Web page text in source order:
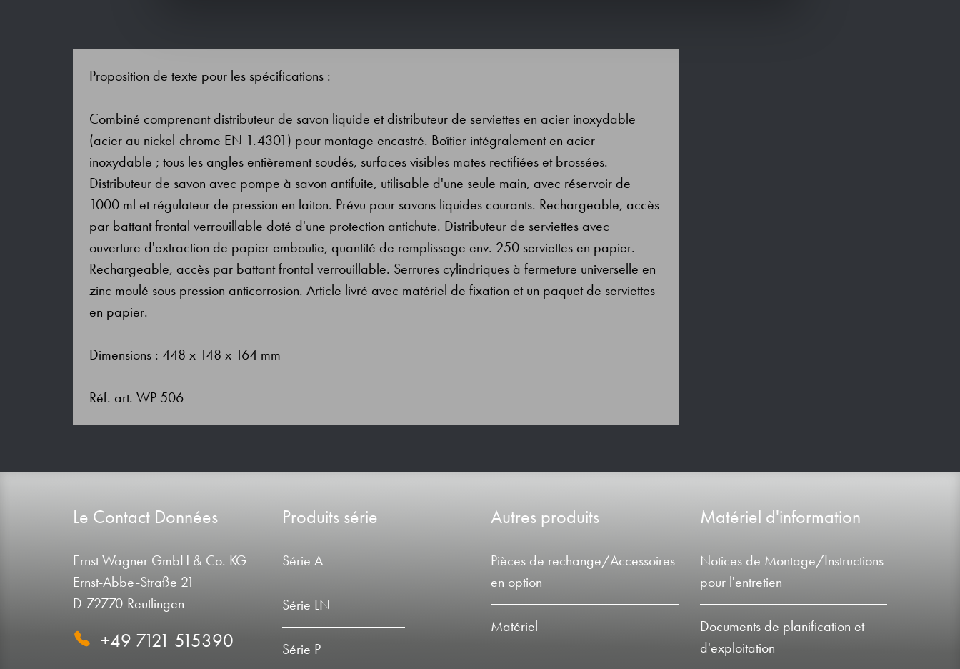
Proposition de texte pour les spécifications :
Combiné comprenant distributeur de savon liquide et distributeur de serviettes en acier inoxydable
(acier au nickel-chrome EN 1.4301) pour montage encastré. Boîtier intégralement en acier
inoxydable ; tous les angles entièrement soudés, surfaces visibles mates rectifiées et brossées.
Distributeur de savon avec pompe à savon antifuite, utilisable d'une seule main, avec réservoir de
1000 ml et régulateur de pression en laiton. Prévu pour savons liquides courants. Rechargeable, accès
par battant frontal verrouillable doté d'une protection antichute. Distributeur de serviettes avec
ouverture d'extraction de papier emboutie, quantité de remplissage env. 250 serviettes en papier.
Rechargeable, accès par battant frontal verrouillable. Serrures cylindriques à fermeture universelle en
zinc moulé sous pression anticorrosion. Article livré avec matériel de fixation et un paquet de serviettes
en papier.
Dimensions : 448 x 148 x 164 mm
Réf. art. WP 506
Le Contact Données
Ernst Wagner GmbH & Co. KG
Ernst-Abbe-Straße 21
D-72770 Reutlingen
+49 7121 515390
Produits série
Série A
Série LN
Série P
Autres produits
Pièces de rechange/Accessoires
en option
Matériel
Matériel d'information
Notices de Montage/Instructions
pour l'entretien
Documents de planification et
d'exploitation